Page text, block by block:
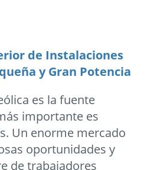
de Instalaciones
y Gran Potencia
es la fuente
importante es
Un enorme mercado
oportunidades y
de trabajadores